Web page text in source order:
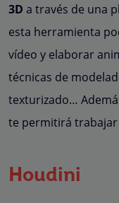
3D a través de una
esta herramienta
vídeo y elaborar
técnicas de
texturizado…
te permitirá trabajar
Houdini